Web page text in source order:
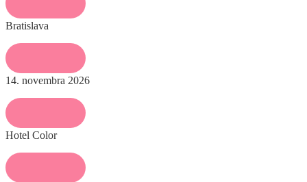
Bratislava
14. novembra 2026
Hotel Color